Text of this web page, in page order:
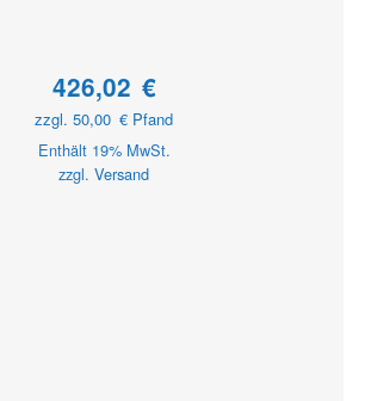
426,02 €
zzgl. 50,00 € Pfand
Enthält 19% MwSt.
zzgl. Versand